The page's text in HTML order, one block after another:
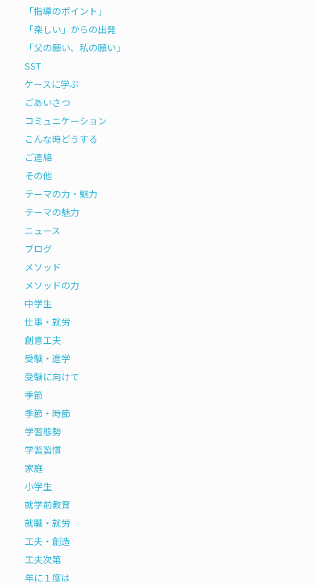
「指導のポイント」
「楽しい」からの出発
「父の願い、私の願い」
SST
ケースに学ぶ
ごあいさつ
コミュニケーション
こんな時どうする
ご連絡
その他
テーマの力・魅力
テーマの魅力
ニュース
ブログ
メソッド
メソッドの力
中学生
仕事・就労
創意工夫
受験・進学
受験に向けて
季節
季節・時節
学習態勢
学習習慣
家庭
小学生
就学前教育
就職・就労
工夫・創造
工夫次第
年に１度は